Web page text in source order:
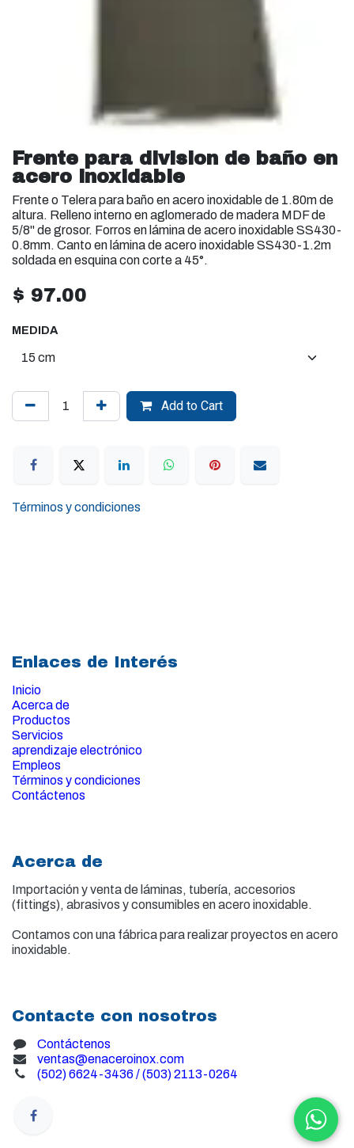
Frente para division de baño en
acero inoxidable
Frente o Telera para baño en acero inoxidable de 1.80m de
altura. Relleno interno en aglomerado de madera MDF de
5/8" de grosor. Forros en lámina de acero inoxidable SS430-
0.8mm. Canto en lámina de acero inoxidable SS430-1.2m
soldada en esquina con corte a 45°.
$ 97.00
MEDIDA
Add to Cart
Términos y condiciones
Enlaces de Interés
Inicio
Acerca de
Productos
Servicios
aprendizaje electrónico
Empleos
Términos y condiciones
Contáctenos
Acerca de
Importación y venta de láminas, tubería, accesorios
(fittings), abrasivos y consumibles en acero inoxidable.
Contamos con una fábrica para realizar proyectos en acero
inoxidable.
Contacte con nosotros
Contáctenos
ventas@enaceroinox.com
(502) 6624-3436 / (503) 2113-0264